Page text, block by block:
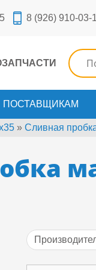
8 (926) 910-03-
ПОСТАВЩИКАМ
» Сливная